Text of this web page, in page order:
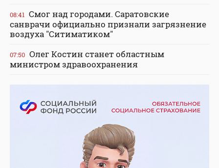
08:41 Смог над городами. Саратовские
санврачи официально признали загрязнение
воздуха "Ситиматиком"
07:50 Олег Костин станет областным
министром здравоохранения